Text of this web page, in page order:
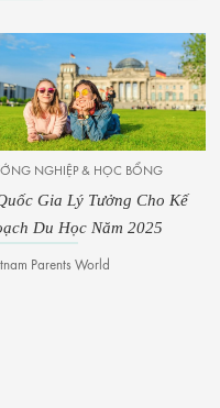
NGHIỆP & HỌC BỔNG
Gia Lý Tưởng Cho Kế
Du Học Năm 2025
Parents World